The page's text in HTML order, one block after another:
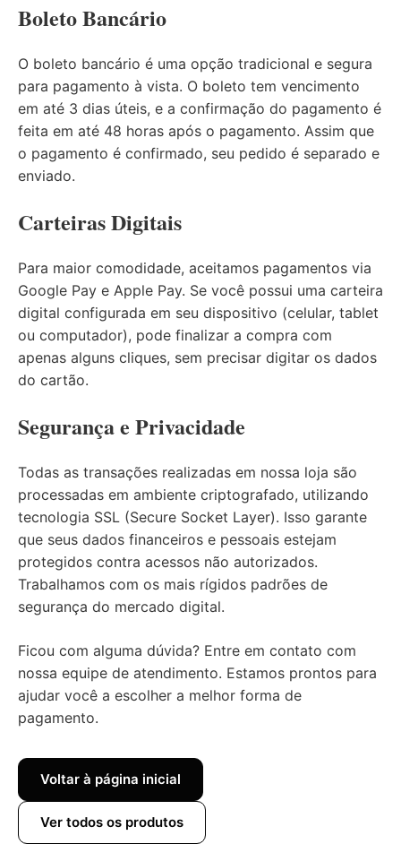
Boleto Bancário
O boleto bancário é uma opção tradicional e segura
para pagamento à vista. O boleto tem vencimento
em até 3 dias úteis, e a confirmação do pagamento é
feita em até 48 horas após o pagamento. Assim que
o pagamento é confirmado, seu pedido é separado e
enviado.
Carteiras Digitais
Para maior comodidade, aceitamos pagamentos via
Google Pay e Apple Pay. Se você possui uma carteira
digital configurada em seu dispositivo (celular, tablet
ou computador), pode finalizar a compra com
apenas alguns cliques, sem precisar digitar os dados
do cartão.
Segurança e Privacidade
Todas as transações realizadas em nossa loja são
processadas em ambiente criptografado, utilizando
tecnologia SSL (Secure Socket Layer). Isso garante
que seus dados financeiros e pessoais estejam
protegidos contra acessos não autorizados.
Trabalhamos com os mais rígidos padrões de
segurança do mercado digital.
Ficou com alguma dúvida? Entre em contato com
nossa equipe de atendimento. Estamos prontos para
ajudar você a escolher a melhor forma de
pagamento.
Voltar à página inicial
Ver todos os produtos